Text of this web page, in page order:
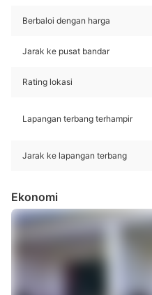
Berbaloi dengan harga
Jarak ke pusat bandar
Rating lokasi
Lapangan terbang terhampir
Jarak ke lapangan terbang
Ekonomi